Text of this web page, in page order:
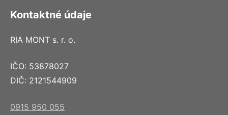
Kontaktné údaje
RIA MONT s. r. o.
IČO: 53878027
DIČ: 2121544909
0915 950 055